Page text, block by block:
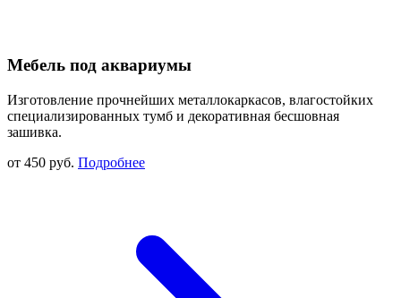
Мебель под аквариумы
Изготовление прочнейших металлокаркасов, влагостойких
специализированных тумб и декоративная бесшовная
зашивка.
от 450 руб. Подробнее